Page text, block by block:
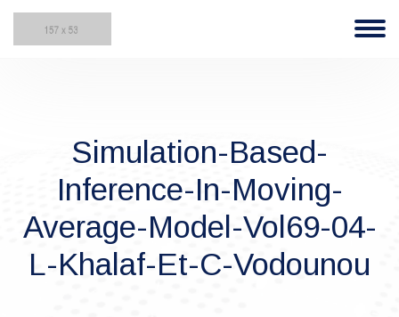
Simulation-Based-
Inference-In-Moving-
Average-Model-Vol69-04-
L-Khalaf-Et-C-Vodounou